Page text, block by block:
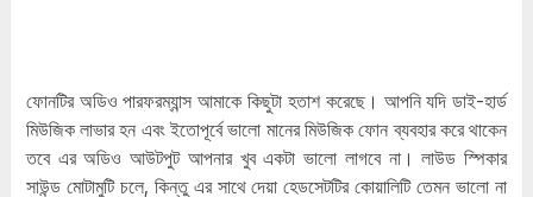
ফোনটির অডিও পারফরম্যান্স আমাকে কিছুটা হতাশ করেছে। আপনি যদি ডাই-হার্ড
মিউজিক লাভার হন এবং ইতোপূর্বে ভালো মানের মিউজিক ফোন ব্যবহার করে থাকেন
তবে এর অডিও আউটপুট আপনার খুব একটা ভালো লাগবে না। লাউড স্পিকার
সাউন্ড মোটামুটি চলে, কিন্তু এর সাথে দেয়া হেডসেটটির কোয়ালিটি তেমন ভালো না